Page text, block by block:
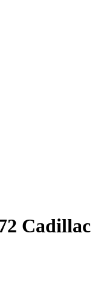
Cadillac